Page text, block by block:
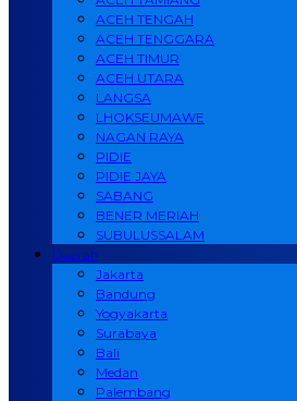
ACEH TENGAH
ACEH TENGGARA
ACEH TIMUR
ACEH UTARA
LANGSA
LHOKSEUMAWE
NAGAN RAYA
PIDIE
PIDIE JAYA
SABANG
BENER MERIAH
SUBULUSSALAM
Daerah
Jakarta
Bandung
Yogyakarta
Surabaya
Bali
Medan
Palembang